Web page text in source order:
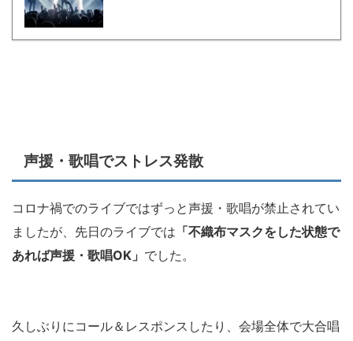
声援・歌唱でストレス発散
コロナ禍でのライブではずっと声援・歌唱が禁止されてい
ましたが、先日のライブでは 「不織布マスクをした状態で
あれば声援・歌唱OK」 でした。
久しぶりにコール＆レスポンスしたり、会場全体で大合唱